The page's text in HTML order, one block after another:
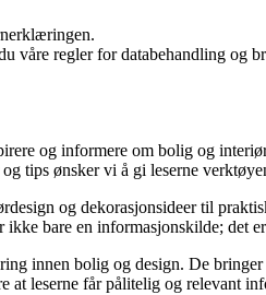
våre regler for databehandling og
og informere om bolig og
tips ønsker vi å gi leserne
og dekorasjonsideer til
bare en informasjonskilde; det
innen bolig og design. De
at leserne får pålitelig og relevant